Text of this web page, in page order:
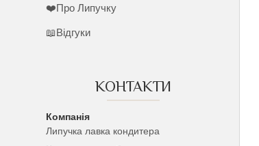
❤️Про Липучку
📖Відгуки
КОНТАКТИ
Липучка лавка кондитера